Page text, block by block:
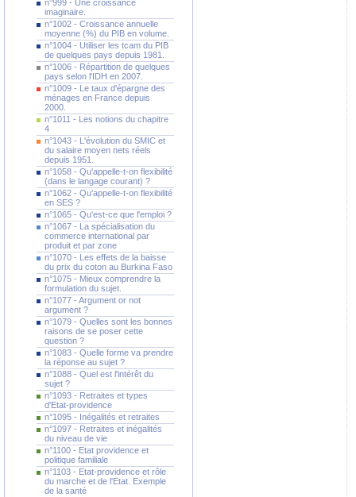
n°999 - Une croissance
imaginaire.
n°1002 - Croissance annuelle
moyenne (%) du PIB en volume.
n°1004 - Utiliser les tcam du PIB
de quelques pays depuis 1981.
n°1006 - Répartition de quelques
pays selon l'IDH en 2007.
n°1009 - Le taux d'épargne des
ménages en France depuis
2000.
n°1011 - Les notions du chapitre
4
n°1043 - L'évolution du SMIC et
du salaire moyen nets réels
depuis 1951.
n°1058 - Qu'appelle-t-on flexibilité
(dans le langage courant) ?
n°1062 - Qu'appelle-t-on flexibilité
en SES ?
n°1065 - Qu'est-ce que l'emploi ?
n°1067 - La spécialisation du
commerce international par
produit et par zone
n°1070 - Les effets de la baisse
du prix du coton au Burkina Faso
n°1075 - Mieux comprendre la
formulation du sujet.
n°1077 - Argument or not
argument ?
n°1079 - Quelles sont les bonnes
raisons de se poser cette
question ?
n°1083 - Quelle forme va prendre
la réponse au sujet ?
n°1088 - Quel est l'intérêt du
sujet ?
n°1093 - Retraites et types
d'Etat-providence
n°1095 - Inégalités et retraites
n°1097 - Retraites et inégalités
du niveau de vie
n°1100 - Etat providence et
politique familiale
n°1103 - Etat-providence et rôle
du marche et de l'Etat. Exemple
de la santé